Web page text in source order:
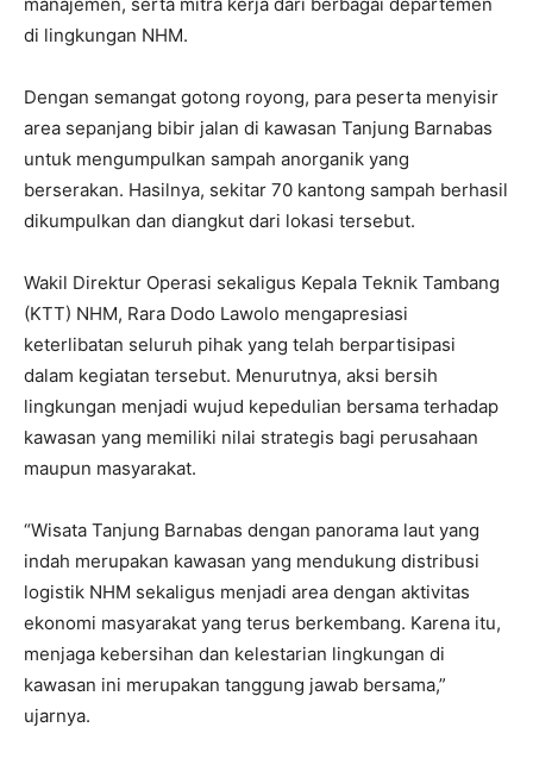
di lingkungan NHM.
Dengan semangat gotong royong, para peserta menyisir
area sepanjang bibir jalan di kawasan Tanjung Barnabas
untuk mengumpulkan sampah anorganik yang
berserakan. Hasilnya, sekitar 70 kantong sampah berhasil
dikumpulkan dan diangkut dari lokasi tersebut.
Wakil Direktur Operasi sekaligus Kepala Teknik Tambang
(KTT) NHM, Rara Dodo Lawolo mengapresiasi
keterlibatan seluruh pihak yang telah berpartisipasi
dalam kegiatan tersebut. Menurutnya, aksi bersih
lingkungan menjadi wujud kepedulian bersama terhadap
kawasan yang memiliki nilai strategis bagi perusahaan
maupun masyarakat.
“Wisata Tanjung Barnabas dengan panorama laut yang
indah merupakan kawasan yang mendukung distribusi
logistik NHM sekaligus menjadi area dengan aktivitas
ekonomi masyarakat yang terus berkembang. Karena itu,
menjaga kebersihan dan kelestarian lingkungan di
kawasan ini merupakan tanggung jawab bersama,”
ujarnya.